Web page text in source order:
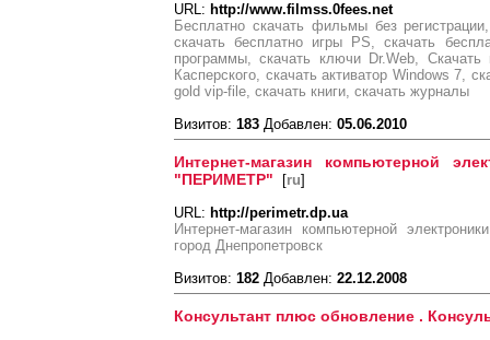
URL: http://www.filmss.0fees.net
Бесплатно скачать фильмы без
скачать бесплатно игры PS, скачать
программы, скачать ключи Dr.Web,
Касперского, скачать активатор Windows 7,
gold vip-file, скачать книги, скачать журналы
Визитов: 183 Добавлен: 05.06.2010
Интернет-магазин компьютерной
"ПЕРИМЕТР" [ru]
URL: http://perimetr.dp.ua
Интернет-магазин компьютерной
город Днепропетровск
Визитов: 182 Добавлен: 22.12.2008
Консультант плюс обновление .